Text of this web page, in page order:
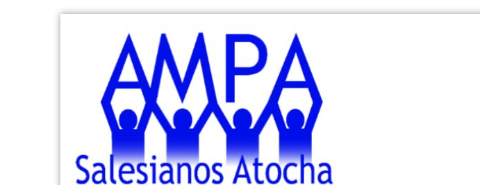
AMPA
Salesianos
Web del
AMPA del
Colegio
Salesianos